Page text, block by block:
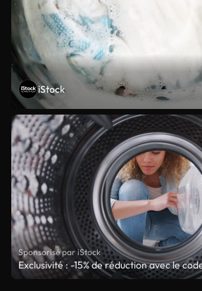
iStock
Sponsorisé par iStock
Exclusivité : -15% de réduction avec le